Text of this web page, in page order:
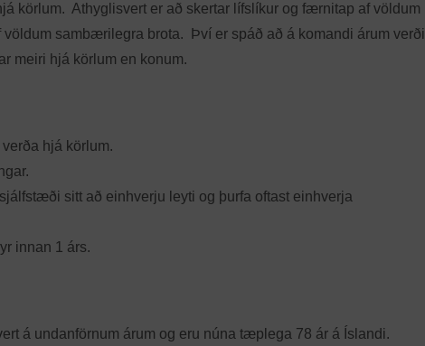
körlum. Athyglisvert er að skertar lífslíkur og færnitap af völdum
sambærilegra brota. Því er spáð að á komandi árum verði
meiri hjá körlum en konum.
hjá körlum.
sitt að einhverju leyti og þurfa oftast einhverja
innan 1 árs.
á undanförnum árum og eru núna tæplega 78 ár á Íslandi.